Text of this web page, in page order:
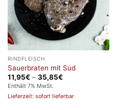
RINDFLEISCH
Sauerbraten mit Sud
11,95€ – 35,85€Preisspanne:
35,85€
Enthält 7% MwSt.
Lieferzeit: sofort lieferbar